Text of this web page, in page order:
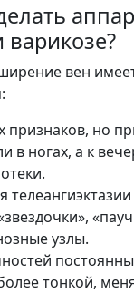
вен
но
в ногах, а к
телеангиэктазии
узлы.
тонкой,